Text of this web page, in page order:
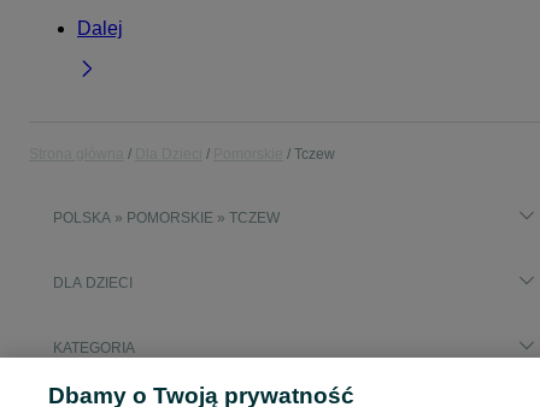
Dalej
Tczew
POLSKA » POMORSKIE » TCZEW
DLA DZIECI
KATEGORIA
Popularne wyszukiwania
Dbamy o Twoją prywatność